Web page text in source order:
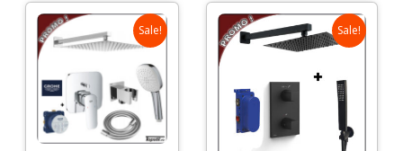
Sale! Sale!